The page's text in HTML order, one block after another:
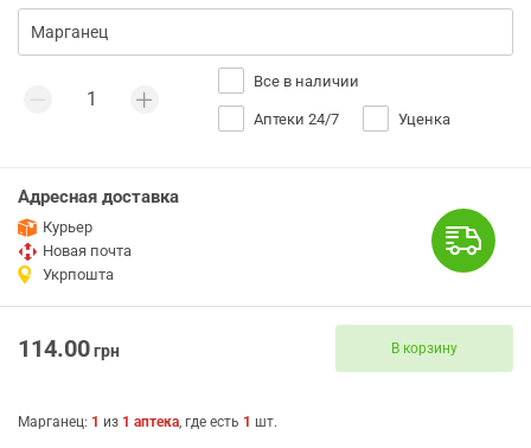
Все в наличии
Аптеки 24/7 Уценка
Адресная доставка
Курьер
Новая почта
Укрпошта
114.00грн В корзину
Марганец: 1 из 1 аптека, где есть 1 шт.